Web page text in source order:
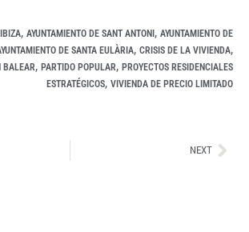
, AYUNTAMIENTO DE SANT ANTONI , AYUNTAMIENTO DE
DE SANTA EULÀRIA, CRISIS DE LA VIVIENDA,
BALEAR, PARTIDO POPULAR, PROYECTOS RESIDENCIALES
ESTRATÉGICOS, VIVIENDA DE PRECIO LIMITADO
NEXT